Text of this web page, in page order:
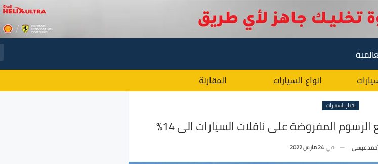
انواع السيارات المقارنة
اخبار السيارات
المفروضة على ناقلات السيارات الى 14%
عيسى في 24 مارس 2022